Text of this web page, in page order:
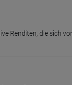
Renditen, die sich